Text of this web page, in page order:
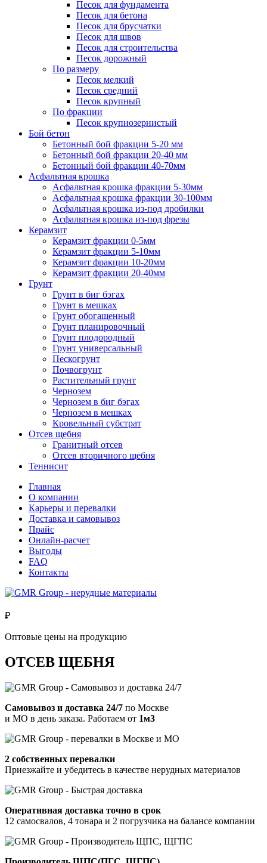
Песок для фундамента
Песок для бетона
Песок для брусчатки
Песок для швов
Песок для строительства
Песок дорожный
По размеру
Песок мелкий
Песок средний
Песок крупный
По фракции
Песок крупнозернистый
Бой бетон
Бетонный бой фракции 5-20 мм
Бетонный бой фракции 20-40 мм
Бетонный бой фракции 40-70мм
Асфальтная крошка
Асфальтная крошка фракции 5-30мм
Асфальтная крошка фракции 30-100мм
Асфальтная крошка из-под дробилки
Асфальтная крошка из-под фрезы
Керамзит
Керамзит фракции 0-5мм
Керамзит фракции 5-10мм
Керамзит фракции 10-20мм
Керамзит фракции 20-40мм
Грунт
Грунт в биг бэгах
Грунт в мешках
Грунт обогащенный
Грунт планировочный
Грунт плодородный
Грунт универсальный
Пескогрунт
Почвогрунт
Растительный грунт
Чернозем
Чернозем в биг бэгах
Чернозем в мешках
Кровельный субстрат
Отсев щебня
Гранитный отсев
Отсев вторичного щебня
Теннисит
Главная
О компании
Карьеры и перевалки
Доставка и самовывоз
Прайс
Онлайн-расчет
Выгоды
FAQ
Контакты
₽
Оптовые цены на продукцию
ОТСЕВ ЩЕБНЯ
Самовывоз и доставка 24/7 по Москве
и МО в день заказа. Работаем от 1м3
2 собственных перевалки
Приезжайте и убедитесь в качестве нерудных материалов
Оперативная доставка точно в срок
12 самосвалов, 4 тонара и 2 погрузчика на балансе компании